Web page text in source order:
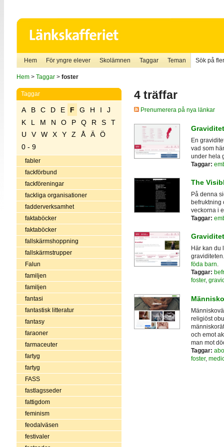
Hem För yngre elever Skolämnen Taggar Teman Sök på
Hem> Taggar> foster
Taggar
A B C D E F G H I
J
K
L M N O P Q R S
T
U
V W X Y Z Å Ä
Ö
0 - 9
fabler
fackförbund
fackföreningar
fackliga organisationer
fadderverksamhet
faktaböcker
faktaböcker
fallskärmshoppning
fallskärmstrupper
Falun
familjen
familjen
fantasi
fantastisk litteratur
fantasy
faraoner
farmaceuter
fartyg
fartyg
FASS
fastlagsseder
fattigdom
feminism
feodalväsen
festivaler
4 träffar
Prenumerera på nya länkar
En
vad som
under hela
Taggar:
The
På denna
befruktning
veckorna i
Taggar:
Här kan du
föda barn.
Taggar:
foster,
religiöst
och emot
man mot
Taggar:
foster,